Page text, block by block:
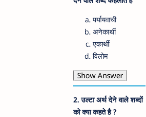
पर्यायवाची
अनेकार्थी
एकार्थी
विलोम
Show Answer
2.उल्टा अर्थ देने वाले शब्दों
को क्या कहते है ?